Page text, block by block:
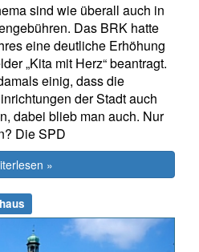
sind wie überall auch in
Das BRK hatte
eine deutliche Erhöhung
„Kita mit Herz“ beantragt.
einig, dass die
der Stadt auch
dabei blieb man auch. Nur
Die SPD
»